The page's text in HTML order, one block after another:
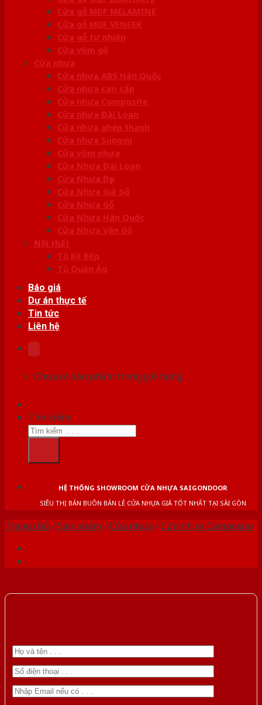
Cửa gỗ MDF MELAMINE
Cửa gỗ MDF VENEER
Cửa gỗ tự nhiên
Cửa vòm gỗ
Cửa nhựa
Cửa nhựa ABS Hàn Quốc
Cửa nhựa cao cấp
Cửa nhựa Composite
Cửa nhựa Đài Loan
Cửa nhựa ghép thanh
Cửa nhựa Sungyu
Cửa vòm nhựa
Cửa Nhựa Đài Loan
Cửa Nhựa Đẹp
Cửa Nhựa Giả Gỗ
Cửa Nhựa Gỗ
Cửa Nhựa Hàn Quốc
Cửa Nhựa Vân Gỗ
Nội thất
Tủ Kệ Bếp
Tủ Quần Áo
Báo giá
Dự án thực tế
Tin tức
Liên hệ
Chưa có sản phẩm trong giỏ hàng.
Tìm kiếm:
HỆ THỐNG SHOWROOM CỬA NHỰA SAIGONDOOR
SIÊU THỊ BÁN BUÔN BÁN LẺ CỬA NHỰA GIÁ TỐT NHẤT TẠI SÀI GÒN
Trang chủ /Sản phẩm /Cửa nhựa /Cửa nhựa Composite